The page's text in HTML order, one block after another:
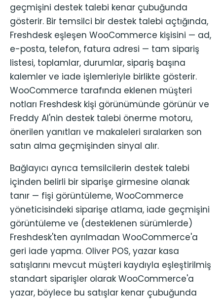
geçmişini destek talebi kenar çubuğunda
gösterir. Bir temsilci bir destek talebi açtığında,
Freshdesk eşleşen WooCommerce kişisini — ad,
e-posta, telefon, fatura adresi — tam sipariş
listesi, toplamlar, durumlar, sipariş başına
kalemler ve iade işlemleriyle birlikte gösterir.
WooCommerce tarafında eklenen müşteri
notları Freshdesk kişi görünümünde görünür ve
Freddy AI'nin destek talebi önerme motoru,
önerilen yanıtları ve makaleleri sıralarken son
satın alma geçmişinden sinyal alır.
Bağlayıcı ayrıca temsilcilerin destek talebi
içinden belirli bir siparişe girmesine olanak
tanır — fişi görüntüleme, WooCommerce
yöneticisindeki siparişe atlama, iade geçmişini
görüntüleme ve (desteklenen sürümlerde)
Freshdesk'ten ayrılmadan WooCommerce'a
geri iade yapma. Oliver POS, yazar kasa
satışlarını mevcut müşteri kaydıyla eşleştirilmiş
standart siparişler olarak WooCommerce'a
yazar, böylece bu satışlar kenar çubuğunda